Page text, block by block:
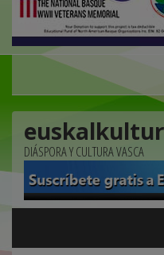
DIÁSPORA Y CULTURA VASCA